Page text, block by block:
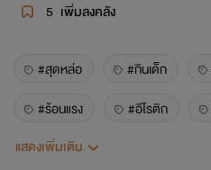
5 เพิ่มลงคลัง
#สุดหล่อ #กินเด็ก
#ร้อนแรง
#อีโรติก
#สนุก
แสดงเพิ่มเติม